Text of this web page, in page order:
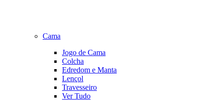
Cama
Jogo de Cama
Colcha
Edredom e Manta
Lençol
Travesseiro
Ver Tudo